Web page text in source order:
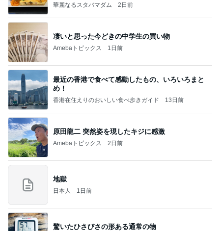
華麗なるスタバマダム 2日前
凄いと思った今どきの中学生の買い物
Amebaトピックス 1日前
最近の香港で食べて感動したもの、いろいろまと
め！
香港在住えりのおいしい食べ歩きガイド 13日前
原田龍二 突然姿を現したキジに感激
Amebaトピックス 2日前
地獄
日本人 1日前
驚いたひさびさの形ある通常の物